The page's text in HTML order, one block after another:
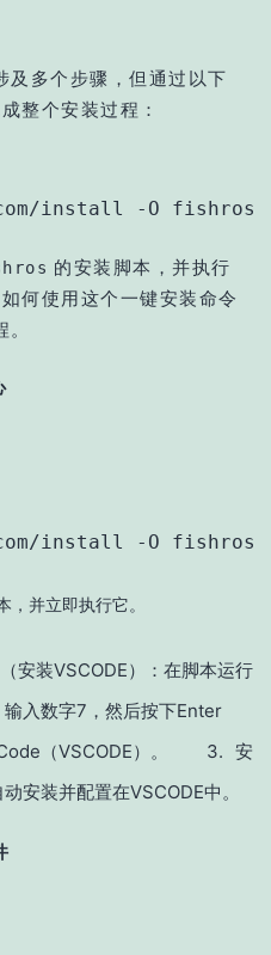
多个步骤，但通过以下
整个安装过程：
install -O fishros
的安装脚本，并执行
何使用这个一键安装命令
install -O fishros
，并立即执行它。
安装VSCODE）：在脚本运行
入数字7，然后按下Enter
（VSCODE）。
3. 安
安装并配置在VSCODE中。